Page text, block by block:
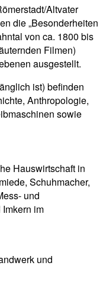
Altvater
die „Besonderheiten
von ca. 1800 bis
Filmen)
ausgestellt.
ist) befinden
Anthropologie,
sowie
Hauswirtschaft in
Schuhmacher,
und
im
und